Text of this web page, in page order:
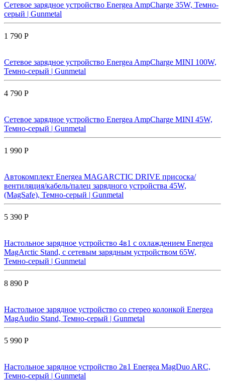
Сетевое зарядное устройство Energea AmpCharge 35W, Темно-
серый | Gunmetal
1 790 Р
Сетевое зарядное устройство Energea AmpCharge MINI 100W,
Темно-серый | Gunmetal
4 790 Р
Сетевое зарядное устройство Energea AmpCharge MINI 45W,
Темно-серый | Gunmetal
1 990 Р
Автокомплект Energea MAGARCTIC DRIVE присоска/
вентиляция/кабель/палец зарядного устройства 45W,
(MagSafe), Темно-серый | Gunmetal
5 390 Р
Настольное зарядное устройство 4в1 с охлаждением Energea
MagArctic Stand, с сетевым зарядным устройством 65W,
Темно-серый | Gunmetal
8 890 Р
Настольное зарядное устройство со стерео колонкой Energea
MagAudio Stand, Темно-серый | Gunmetal
5 990 Р
Настольное зарядное устройство 2в1 Energea MagDuo ARC,
Темно-серый | Gunmetal